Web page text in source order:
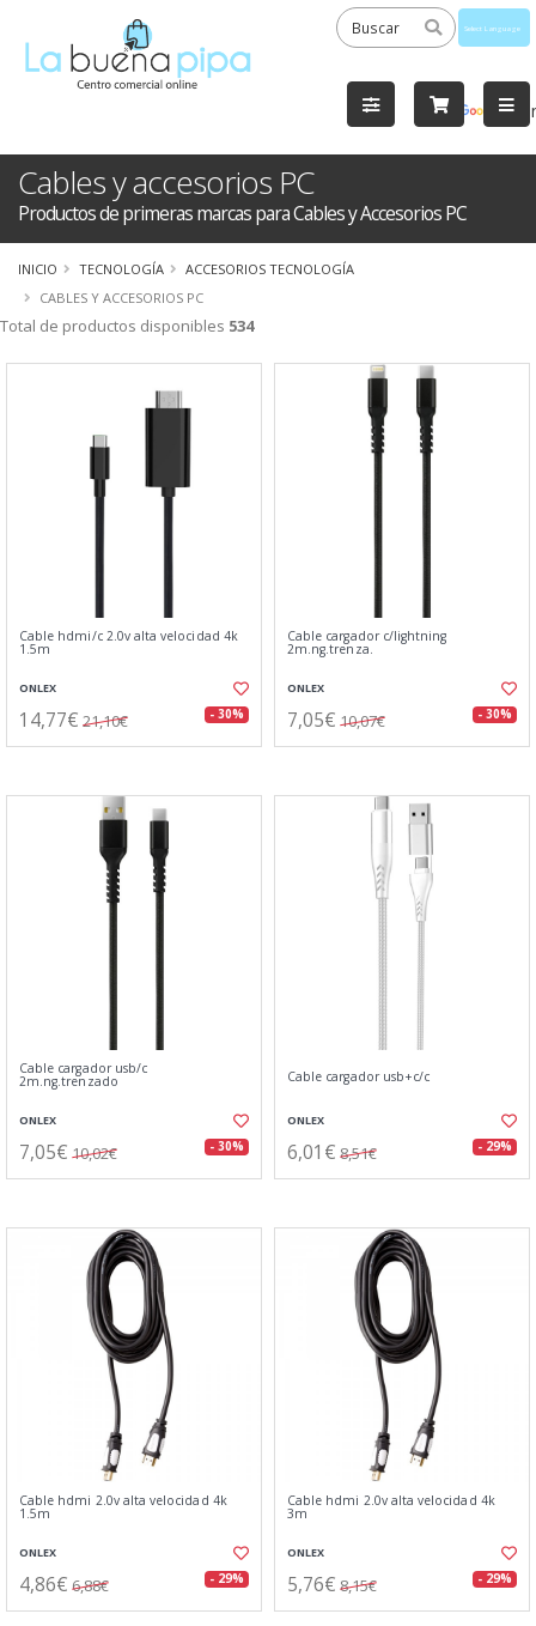
by
Cables y accesorios PC
Productos de primeras marcas para Cables y Accesorios PC
INICIO TECNOLOGÍA
ACCESORIOS TECNOLOGÍA
CABLES Y ACCESORIOS PC
Total de productos disponibles 534
Cable hdmi/c 2.0v alta velocidad 4k
1.5m
ONLEX
14,77€ 21,10€ - 30%
Cable cargador c/lightning
2m.ng.trenza.
ONLEX
7,05€ 10,07€ - 30%
Cable cargador usb/c
2m.ng.trenzado
ONLEX
7,05€ 10,02€ - 30%
Cable cargador usb+c/c
ONLEX
6,01€ 8,51€ - 29%
Cable hdmi 2.0v alta velocidad 4k
1.5m
ONLEX
4,86€ 6,88€ - 29%
Cable hdmi 2.0v alta velocidad 4k
3m
ONLEX
5,76€ 8,15€ - 29%